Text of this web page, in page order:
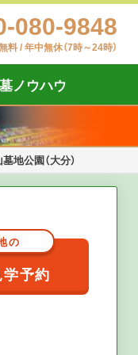
080-9848
料 / 年中無休（7時～24時）
ノウハウ
地公園（大分）
の
学予約